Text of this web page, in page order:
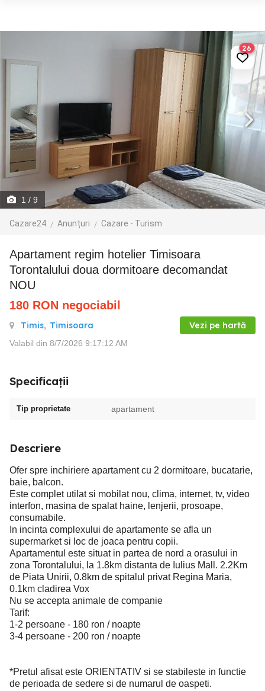
1 / 9
Cazare24 Anunțuri Cazare - Turism
26
Apartament regim hotelier Timisoara
Torontalului doua dormitoare decomandat
NOU
180 RON negociabil
Timis, Timisoara Vezi pe hartă
Valabil din 8/7/2026 9:17:12 AM
Specificații
Tip proprietate apartament
Descriere
Ofer spre inchiriere apartament cu 2 dormitoare, bucatarie,
baie, balcon.
Este complet utilat si mobilat nou, clima, internet, tv, video
interfon, masina de spalat haine, lenjerii, prosoape,
consumabile.
In incinta complexului de apartamente se afla un
supermarket si loc de joaca pentru copii.
Apartamentul este situat in partea de nord a orasului in
zona Torontalului, la 1.8km distanta de Iulius Mall. 2.2Km
de Piata Unirii, 0.8km de spitalul privat Regina Maria,
0.1km cladirea Vox
Nu se accepta animale de companie
Tarif:
1-2 persoane - 180 ron / noapte
3-4 persoane - 200 ron / noapte
*Pretul afisat este ORIENTATIV si se stabileste in functie
de perioada de sedere si de numarul de oaspeti.